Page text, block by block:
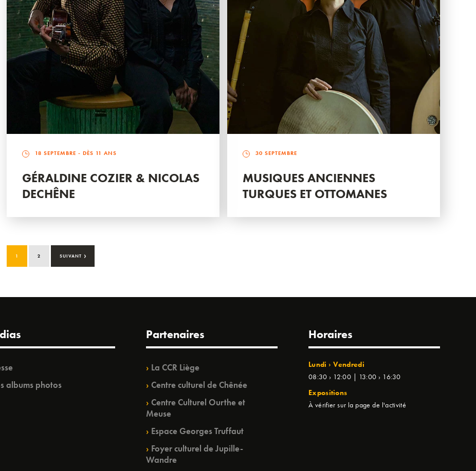
18 SEPTEMBRE - DÈS 11 ANS
GÉRALDINE COZIER & NICOLAS
DECHÊNE
30 SEPTEMBRE
MUSIQUES ANCIENNES
TURQUES ET OTTOMANES
1 2 SUIVANT ›
albums photos
Partenaires
La CCR Liège
Centre culturel de Chênée
Centre Culturel Ourthe et
Meuse
Espace Georges Truffaut
Foyer culturel de Jupille-
Wandre
Horaires
Lundi › Vendredi
08:30 › 12:00 | 13:00 › 16:30
Expositions
À vérifier sur la page de l'activité